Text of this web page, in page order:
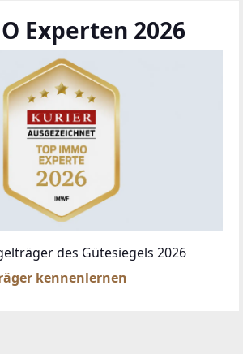
Experten 2026
des Gütesiegels 2026
kennenlernen